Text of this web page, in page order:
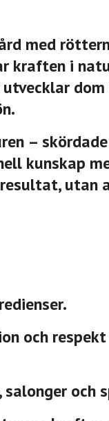
med
kraften i
–
kunskap
utan
och
och